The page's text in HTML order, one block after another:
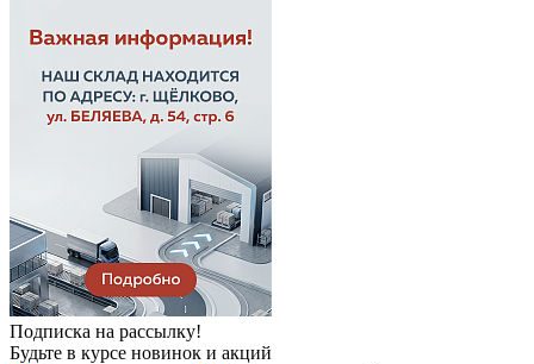
Подписка на рассылку!
Будьте в курсе новинок и акций